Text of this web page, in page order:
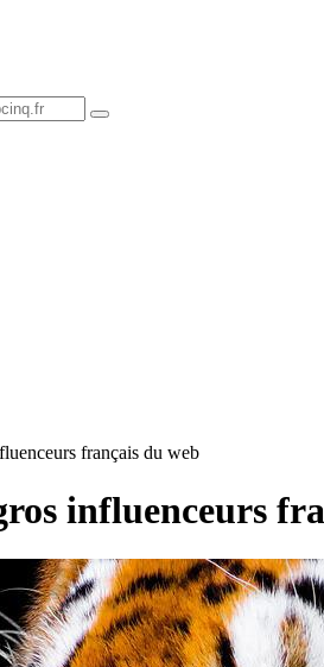
français du web
influenceurs